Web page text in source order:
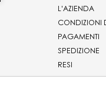
L'AZIENDA
CONDIZIONI
PAGAMENTI
SPEDIZIONE
RESI